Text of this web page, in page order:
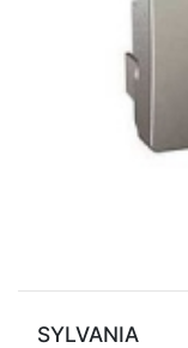
SYLVANIA